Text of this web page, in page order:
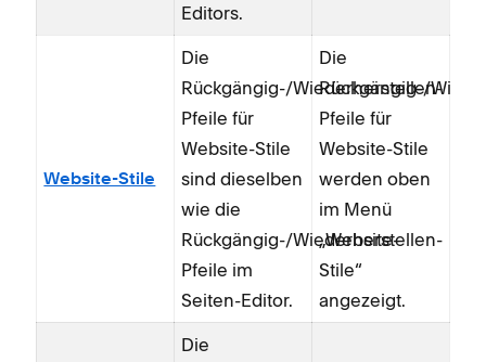
Editors.
Website-Stile
Die
Rückgängig-/Wiederherstellen-
Pfeile für
Website-Stile
sind dieselben
wie die
Rückgängig-/Wiederherstellen-
Pfeile im
Seiten-Editor.
Die
Rückgängig-/
Pfeile für
Website-Stile
werden oben
im Menü
„Website-
Stile“
angezeigt.
Die